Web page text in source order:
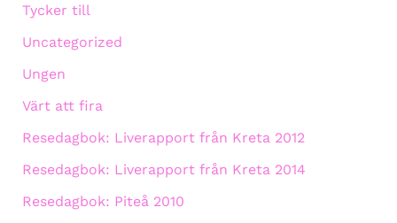
Tycker till
Uncategorized
Ungen
Värt att fira
Resedagbok: Liverapport från Kreta 2012
Resedagbok: Liverapport från Kreta 2014
Resedagbok: Piteå 2010